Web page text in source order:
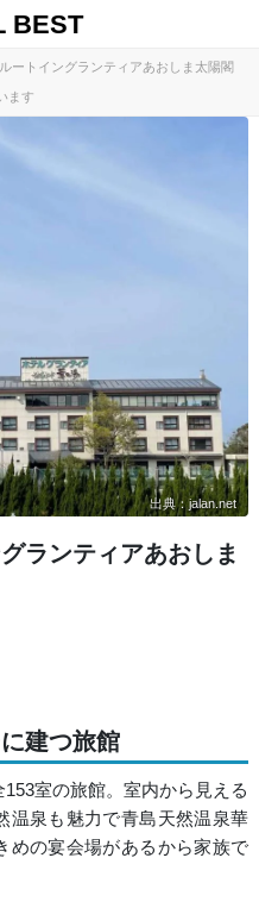
BEST
ートイングランティアあおしま太陽閣
ます
出典：jalan.net
ランティアあおしま
建つ旅館
室の旅館。室内から見える
温泉も魅力で青島天然温泉華
めの宴会場があるから家族で